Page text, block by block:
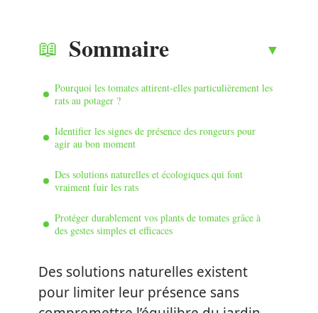
Sommaire
Pourquoi les tomates attirent-elles particulièrement les
rats au potager ?
Identifier les signes de présence des rongeurs pour
agir au bon moment
Des solutions naturelles et écologiques qui font
vraiment fuir les rats
Protéger durablement vos plants de tomates grâce à
des gestes simples et efficaces
Des solutions naturelles existent
pour limiter leur présence sans